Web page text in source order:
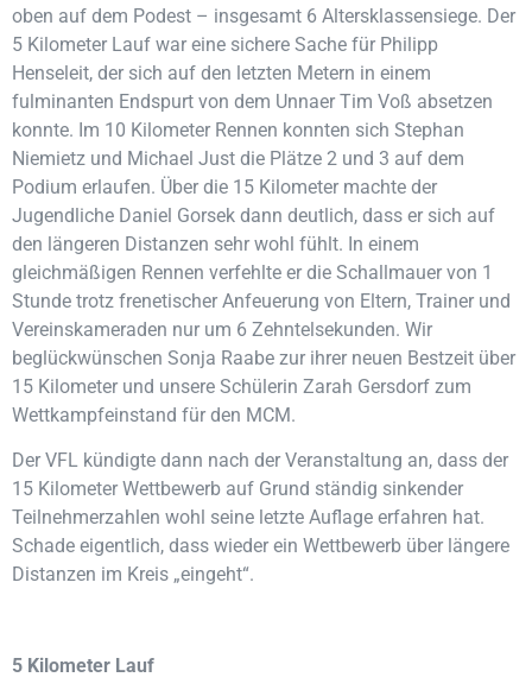
oben auf dem Podest – insgesamt 6 Altersklassensiege. Der
5 Kilometer Lauf war eine sichere Sache für Philipp
Henseleit, der sich auf den letzten Metern in einem
fulminanten Endspurt von dem Unnaer Tim Voß absetzen
konnte. Im 10 Kilometer Rennen konnten sich Stephan
Niemietz und Michael Just die Plätze 2 und 3 auf dem
Podium erlaufen. Über die 15 Kilometer machte der
Jugendliche Daniel Gorsek dann deutlich, dass er sich auf
den längeren Distanzen sehr wohl fühlt. In einem
gleichmäßigen Rennen verfehlte er die Schallmauer von 1
Stunde trotz frenetischer Anfeuerung von Eltern, Trainer und
Vereinskameraden nur um 6 Zehntelsekunden. Wir
beglückwünschen Sonja Raabe zur ihrer neuen Bestzeit über
15 Kilometer und unsere Schülerin Zarah Gersdorf zum
Wettkampfeinstand für den MCM.
Der VFL kündigte dann nach der Veranstaltung an, dass der
15 Kilometer Wettbewerb auf Grund ständig sinkender
Teilnehmerzahlen wohl seine letzte Auflage erfahren hat.
Schade eigentlich, dass wieder ein Wettbewerb über längere
Distanzen im Kreis „eingeht“.
5 Kilometer Lauf